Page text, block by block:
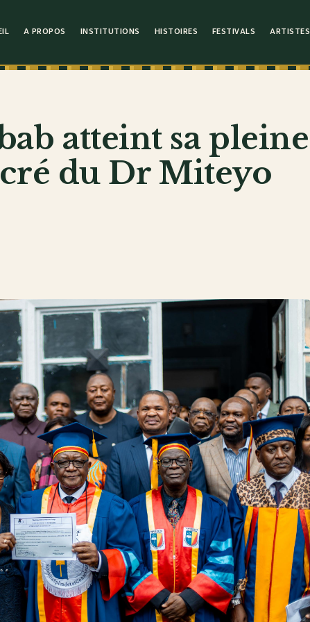
A PROPOS INSTITUTIONS HISTOIRES FESTIVALS ARTISTES
atteint sa pleine
du Dr Miteyo